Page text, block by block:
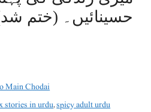
حسینائیں۔ (ختم
Main Chodai
stories in urdu,spicy adult urdu